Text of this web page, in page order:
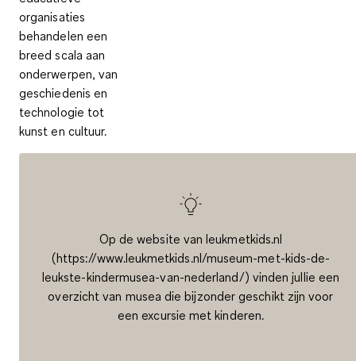
organisaties
behandelen een
breed scala aan
onderwerpen, van
geschiedenis en
technologie tot
kunst en cultuur.
Op de website van leukmetkids.nl
(https://www.leukmetkids.nl/museum-met-kids-de-
leukste-kindermusea-van-nederland/) vinden jullie een
overzicht van musea die bijzonder geschikt zijn voor
een excursie met kinderen.